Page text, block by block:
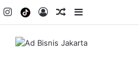
YouTubeInstagramTiktokLog InShuffle Berita